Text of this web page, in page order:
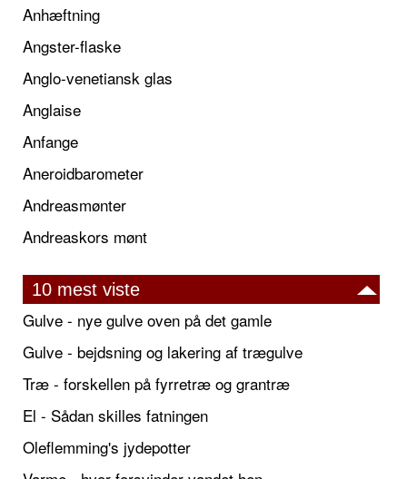
Anhæftning
Angster-flaske
Anglo-venetiansk glas
Anglaise
Anfange
Aneroidbarometer
Andreasmønter
Andreaskors mønt
10 mest viste
Gulve - nye gulve oven på det gamle
Gulve - bejdsning og lakering af trægulve
Træ - forskellen på fyrretræ og grantræ
El - Sådan skilles fatningen
Oleflemming's jydepotter